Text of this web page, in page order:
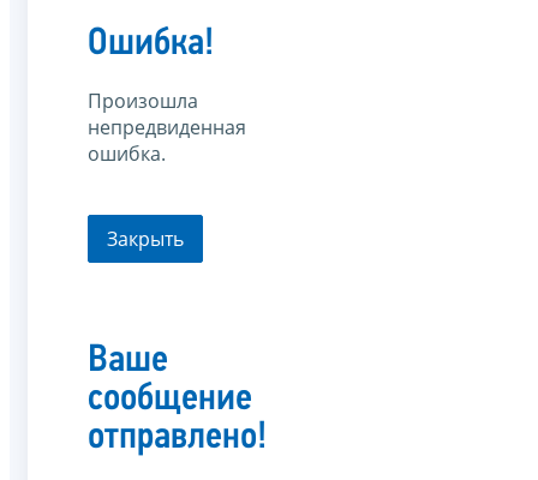
Ошибка!
Произошла
непредвиденная
ошибка.
Закрыть
Ваше
сообщение
отправлено!